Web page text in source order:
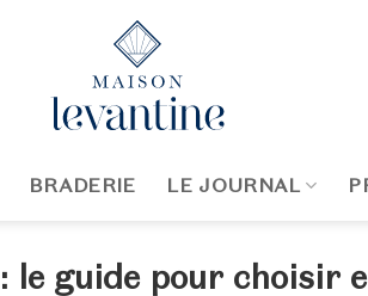
BRADERIE LE JOURNAL
le guide pour choisir